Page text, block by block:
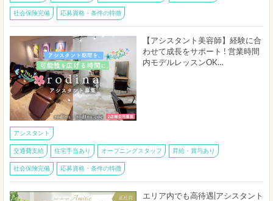
社会保険完備 応募資格・条件の特徴
【アシスタント美容師】経験に合
わせて成長をサポート ! 営業時間
内モデルレッスンOK…
アシスタント
交通費支給 住宅手当あり オープニングスタッフ 昇給・賞与あり
社会保険完備 応募資格・条件の特徴
エリア内でも高待遇|アシスタント